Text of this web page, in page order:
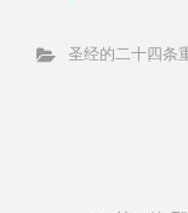
圣经的二十四条